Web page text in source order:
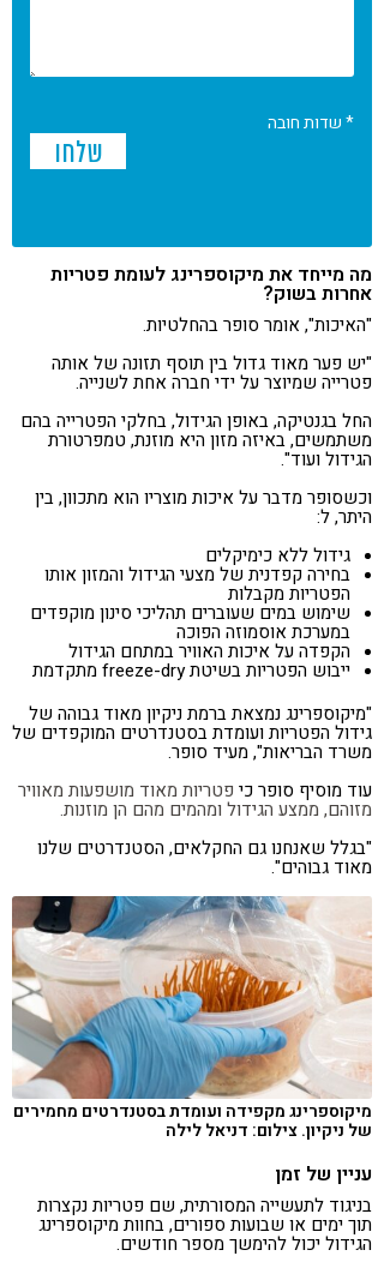
* שדות חובה
מה מייחד את מיקוספרינג לעומת פטריות
אחרות בשוק?
"האיכות", אומר סופר בהחלטיות.
"יש פער מאוד גדול בין תוסף תזונה של אותה
פטרייה שמיוצר על ידי חברה אחת לשנייה.
החל בגנטיקה, באופן הגידול, בחלקי הפטרייה בהם
משתמשים, באיזה מזון היא מוזנת, טמפרטורת
הגידול ועוד".
וכשסופר מדבר על איכות מוצריו הוא מתכוון, בין
היתר, ל:
גידול ללא כימיקלים
בחירה קפדנית של מצעי הגידול והמזון אותו
הפטריות מקבלות
שימוש במים שעוברים תהליכי סינון מוקפדים
במערכת אוסמוזה הפוכה
הקפדה על איכות האוויר במתחם הגידול
ייבוש הפטריות בשיטת freeze-dry מתקדמת
"מיקוספרינג נמצאת ברמת ניקיון מאוד גבוהה של
גידול הפטריות ועומדת בסטנדרטים המוקפדים של
משרד הבריאות", מעיד סופר.
עוד מוסיף סופר כי פטריות מאוד מושפעות מאוויר
מזוהם, ממצע הגידול ומהמים מהם הן מוזנות.
"בגלל שאנחנו גם החקלאים, הסטנדרטים שלנו
מאוד גבוהים".
מיקוספרינג מקפידה ועומדת בסטנדרטים מחמירים
של ניקיון. צילום: דניאל לילה
עניין של זמן
בניגוד לתעשייה המסורתית, שם פטריות נקצרות
תוך ימים או שבועות ספורים, בחוות מיקוספרינג
הגידול יכול להימשך מספר חודשים.